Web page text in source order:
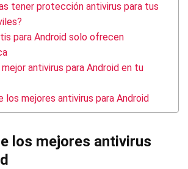
tener protección antivirus para tus
para Android solo ofrecen
antivirus para Android en tu
los mejores antivirus para Android
los mejores antivirus